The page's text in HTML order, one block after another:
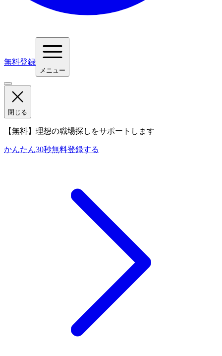
無料登録
メニュー
閉じる
【無料】理想の職場探しをサポートします
かんたん30秒無料登録する